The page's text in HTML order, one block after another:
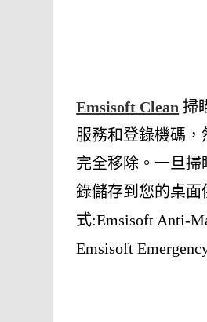
Emsisoft Clean 掃
服務和登錄機碼，
完全移除。一旦掃
錄儲存到您的桌面
式:Emsisoft Anti-
Emsisoft